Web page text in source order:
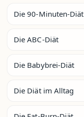
Die 90-Minuten-Diät
Die ABC-Diät
Die Babybrei-Diät
Die Diät im Alltag